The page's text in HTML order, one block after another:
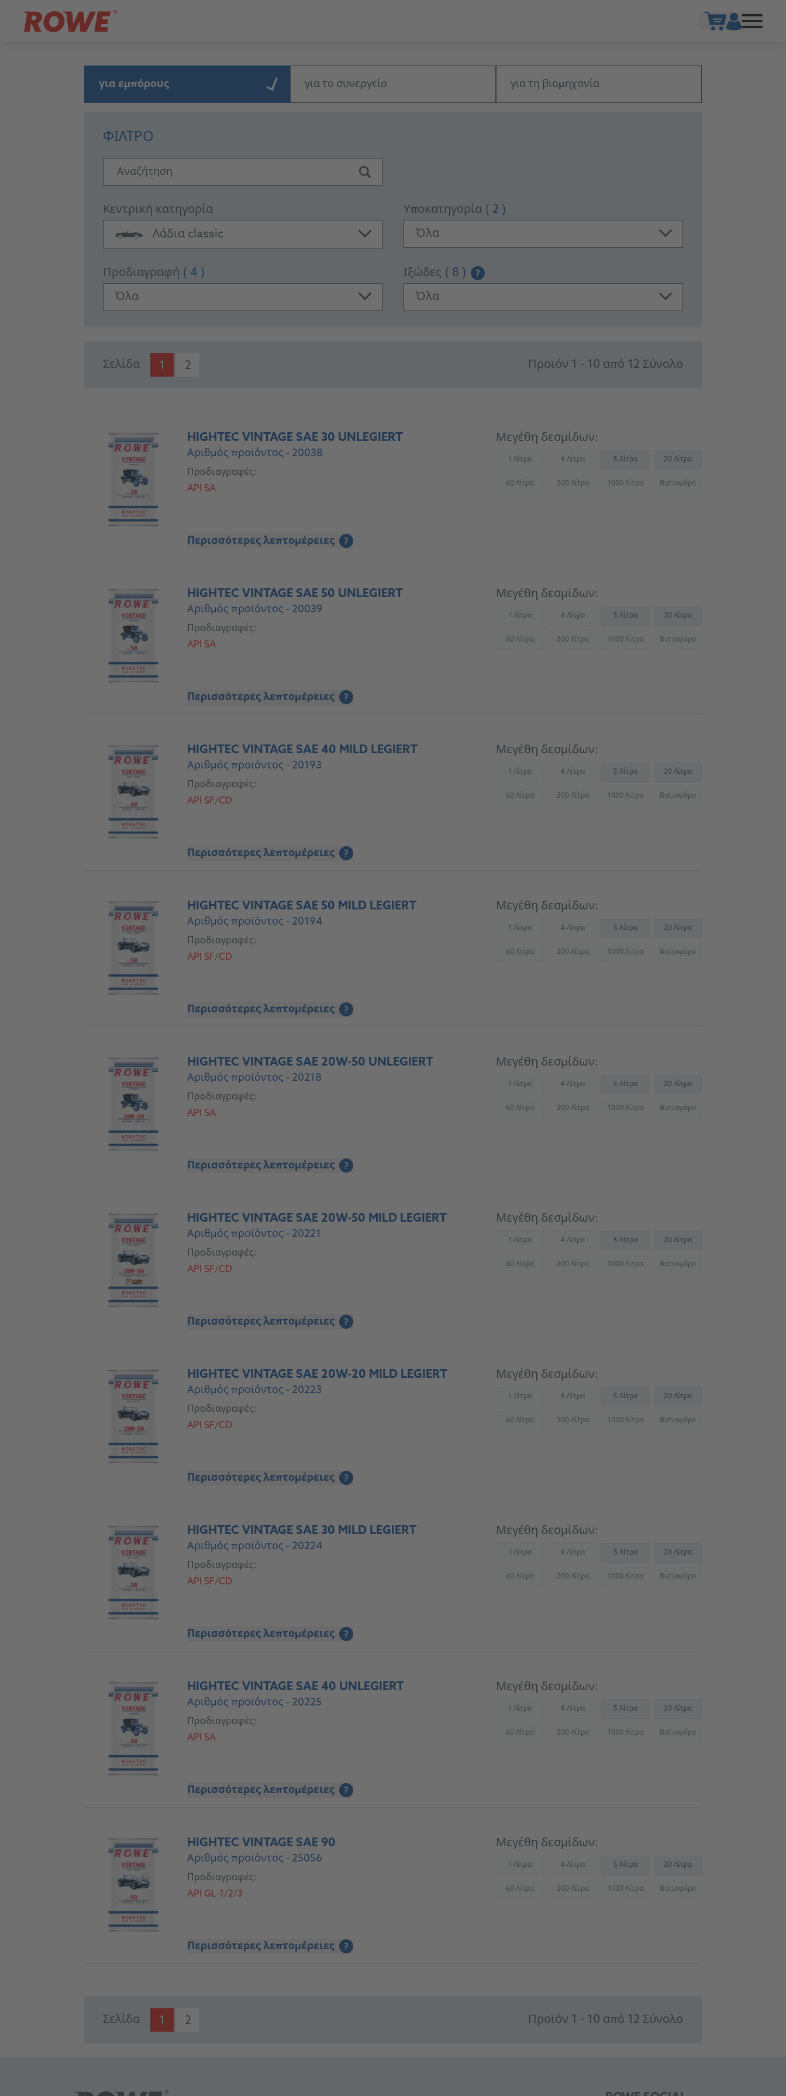
για εμπόρους για το συνεργείο για τη βιομηχανία
ΦΊΛΤΡΟ
Αναζήτηση
Κεντρική κατηγορία
Λάδια classic
Υποκατηγορία ( 2 )
Όλα
Προδιαγραφή ( 4 )
Όλα
Ιξώδες ( 8 ) ?
Όλα
PRODUCTS
Σελίδα 1 2 Προϊόν 1 - 10 από 12 Σύνολο
HIGHTEC VINTAGE SAE 30 UNLEGIERT
Αριθμός προϊόντος - 20038
Προδιαγραφές:
API SA
Περισσότερες λεπτομέρειες ?
Μεγέθη δεσμίδων:
1 Λίτρα(Not available)4 Λίτρα(Not available)5 Λίτρα 20 Λίτρα
60 Λίτρα(Not available)200 Λίτρα
(Not available)1000 Λίτρα(Not available)Βυτιοφόρο(Not available)
HIGHTEC VINTAGE SAE 50 UNLEGIERT
Αριθμός προϊόντος - 20039
Προδιαγραφές:
API SA
Περισσότερες λεπτομέρειες ?
Μεγέθη δεσμίδων:
1 Λίτρα(Not available)4 Λίτρα(Not available)5 Λίτρα 20 Λίτρα
60 Λίτρα(Not available)200 Λίτρα
(Not available)1000 Λίτρα(Not available)Βυτιοφόρο(Not available)
HIGHTEC VINTAGE SAE 40 MILD LEGIERT
Αριθμός προϊόντος - 20193
Προδιαγραφές:
API SF/CD
Περισσότερες λεπτομέρειες ?
Μεγέθη δεσμίδων:
1 Λίτρα(Not available)4 Λίτρα(Not available)5 Λίτρα 20 Λίτρα
60 Λίτρα(Not available)200 Λίτρα
(Not available)1000 Λίτρα(Not available)Βυτιοφόρο(Not available)
HIGHTEC VINTAGE SAE 50 MILD LEGIERT
Αριθμός προϊόντος - 20194
Προδιαγραφές:
API SF/CD
Περισσότερες λεπτομέρειες ?
Μεγέθη δεσμίδων:
1 Λίτρα(Not available)4 Λίτρα(Not available)5 Λίτρα 20 Λίτρα
60 Λίτρα(Not available)200 Λίτρα
(Not available)1000 Λίτρα(Not available)Βυτιοφόρο(Not available)
HIGHTEC VINTAGE SAE 20W-50 UNLEGIERT
Αριθμός προϊόντος - 20218
Προδιαγραφές:
API SA
Περισσότερες λεπτομέρειες ?
Μεγέθη δεσμίδων:
1 Λίτρα(Not available)4 Λίτρα(Not available)5 Λίτρα 20 Λίτρα
60 Λίτρα(Not available)200 Λίτρα
(Not available)1000 Λίτρα(Not available)Βυτιοφόρο(Not available)
HIGHTEC VINTAGE SAE 20W-50 MILD LEGIERT
Αριθμός προϊόντος - 20221
Προδιαγραφές:
API SF/CD
Περισσότερες λεπτομέρειες ?
Μεγέθη δεσμίδων:
1 Λίτρα(Not available)4 Λίτρα(Not available)5 Λίτρα 20 Λίτρα
60 Λίτρα(Not available)200 Λίτρα
(Not available)1000 Λίτρα(Not available)Βυτιοφόρο(Not available)
HIGHTEC VINTAGE SAE 20W-20 MILD LEGIERT
Αριθμός προϊόντος - 20223
Προδιαγραφές:
API SF/CD
Περισσότερες λεπτομέρειες ?
Μεγέθη δεσμίδων:
1 Λίτρα(Not available)4 Λίτρα(Not available)5 Λίτρα 20 Λίτρα
60 Λίτρα(Not available)200 Λίτρα
(Not available)1000 Λίτρα(Not available)Βυτιοφόρο(Not available)
HIGHTEC VINTAGE SAE 30 MILD LEGIERT
Αριθμός προϊόντος - 20224
Προδιαγραφές:
API SF/CD
Περισσότερες λεπτομέρειες ?
Μεγέθη δεσμίδων:
1 Λίτρα(Not available)4 Λίτρα(Not available)5 Λίτρα 20 Λίτρα
60 Λίτρα(Not available)200 Λίτρα
(Not available)1000 Λίτρα(Not available)Βυτιοφόρο(Not available)
HIGHTEC VINTAGE SAE 40 UNLEGIERT
Αριθμός προϊόντος - 20225
Προδιαγραφές:
API SA
Περισσότερες λεπτομέρειες ?
Μεγέθη δεσμίδων:
1 Λίτρα(Not available)4 Λίτρα(Not available)5 Λίτρα 20 Λίτρα
60 Λίτρα(Not available)200 Λίτρα
(Not available)1000 Λίτρα(Not available)Βυτιοφόρο(Not available)
HIGHTEC VINTAGE SAE 90
Αριθμός προϊόντος - 25056
Προδιαγραφές:
API GL-1/2/3
Περισσότερες λεπτομέρειες ?
Μεγέθη δεσμίδων:
1 Λίτρα(Not available)4 Λίτρα(Not available)5 Λίτρα 20 Λίτρα
60 Λίτρα(Not available)200 Λίτρα
(Not available)1000 Λίτρα(Not available)Βυτιοφόρο(Not available)
Σελίδα 1 2 Προϊόν 1 - 10 από 12 Σύνολο